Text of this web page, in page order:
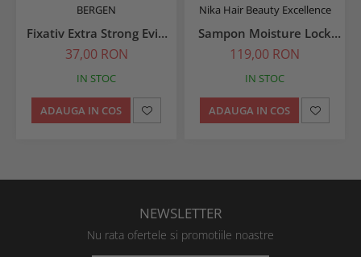
BERGEN
Fixativ Extra Strong Evin
Gold 750 ml
37,00 RON
IN STOC
ADAUGA IN COS
Nika Hair Beauty Excellence
Sampon Moisture Lock
250 ml
119,00 RON
IN STOC
ADAUGA IN COS
NEWSLETTER
Nu rata ofertele si promotiile noastre